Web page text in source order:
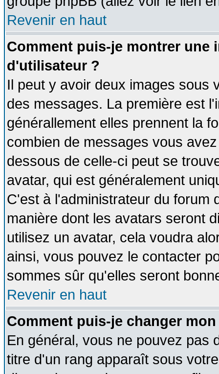
Revenir en haut
Comment puis-je montrer une
d'utilisateur ?
Il peut y avoir deux images sous
des messages. La première est
générallement elles prennent la
combien de messages vous
dessous de celle-ci peut se
avatar, qui est généralement
C'est à l'administrateur du forum
manière dont les avatars seront
utilisez un avatar, cela voudra
ainsi, vous pouvez le contacter
sommes sûr qu'elles seront
Revenir en haut
Comment puis-je changer
En général, vous ne pouvez pas
titre d'un rang apparaît sous